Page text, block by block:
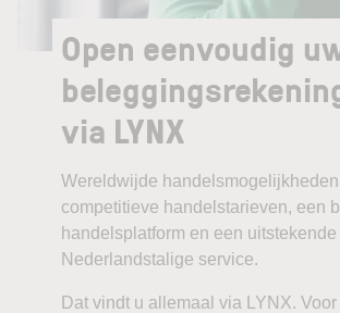
Open eenvoudig
via LYNX
Wereldwijde
competitieve handelstarieven, een
handelsplatform en een uitstekende
Nederlandstalige service.
Dat vindt u allemaal via LYNX.